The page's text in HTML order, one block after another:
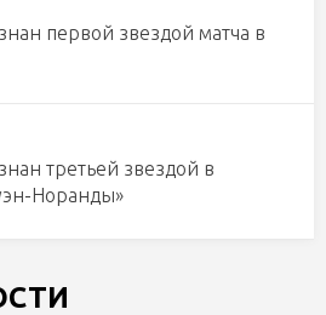
первой звездой матча в
третьей звездой в
Норанды»